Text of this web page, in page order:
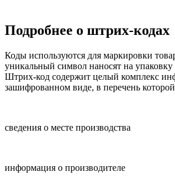
Подробнее о штрих-кодах
Коды используются для маркировки
уникальный символ наносят на
Штрих-код содержит целый комплекс
зашифрованном виде, в перечень
сведения о месте производства
информация о производителе